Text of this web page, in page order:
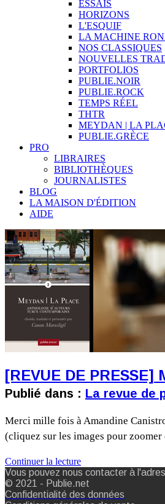
ESSAIS
HORIZONS
L'ESQUIF
LA MACHINE
NOS CLASSIQUES
NOUVELLES
PORTFOLIOS
PUBLIE.NOIR
PUBLIE.ROCK
TEMPS RÉEL
THTR
MEYDAN | LA
PUBLIE.GRÈCE
PRO
LIBRAIRES
BIBLIOTHÈQUES
JOURNALISTES
BLOG
LA MAISON D'ÉDITION
AIDE
[REVUE DE
Publié dans : La revue de
Merci mille fois à Amandine
(cliquez sur les images pour
Continuer la lecture
Vous pouvez nous contacter à
© 2021 - Publie.net
Confidentialité des données